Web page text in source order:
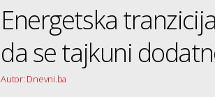
Energetska
da se tajkuni
Autor: Dnevni.ba